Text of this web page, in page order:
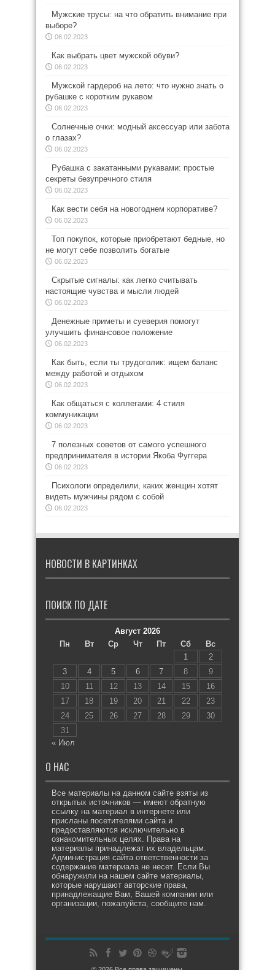
Мужские трусы: на что обратить внимание при
выборе?
06.02.2023
Как выбрать цвет мужской обуви?
06.02.2023
Мужской гардероб на лето: что нужно знать о
рубашке с коротким рукавом
06.02.2023
Солнечные очки: модный аксессуар или забота
о глазах?
06.02.2023
Рубашка с закатанными рукавами: простые
секреты безупречного стиля
06.02.2023
Как вести себя на новогоднем корпоративе?
06.02.2023
Топ покупок, которые приобретают бедные, но
не могут себе позволить богатые
06.02.2023
Скрытые сигналы: как легко считывать
настоящие чувства и мысли людей
06.02.2023
Денежные приметы и суеверия помогут
улучшить финансовое положение
06.02.2023
Как быть, если ты трудоголик: ищем баланс
между работой и отдыхом
06.02.2023
Как общаться с коллегами: 4 стиля
коммуникации
06.02.2023
7 полезных советов от самого успешного
предпринимателя в истории Якоба Фуггера
06.02.2023
Психологи определили, каких женщин хотят
видеть мужчины рядом с собой
06.02.2023
НОВОСТИ В КАРТИНКАХ
ПОИСК ПО ДАТЕ
Август 2026
Пн
Вт Ср Чт Пт Сб
Вс
1
2
3
4 5 6 7 8
9
10
11 12 13 14 15
16
17
18 19 20 21 22
23
24
25 26 27 28 29
30
31
« Июл
О НАС
Все материалы на данном сайте взяты из
открытых источников — имеют обратную
ссылку на материал в интернете или
присланы посетителями сайта и
предоставляются исключительно в
ознакомительных целях. Права на
материалы принадлежат их владельцам.
Администрация сайта ответственности за
содержание материала не несет. Если Вы
обнаружили на нашем сайте материалы,
которые нарушают авторские права,
принадлежащие Вам, Вашей компании или
организации, пожалуйста, сообщите нам.